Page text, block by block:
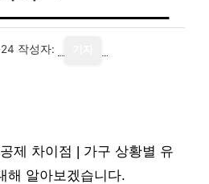
작성자:
제 차이점 | 가구 상황별 유
해 알아보겠습니다.